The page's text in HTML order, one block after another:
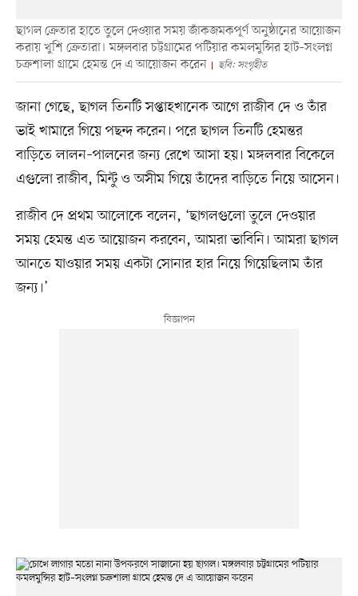
ছাগল ক্রেতার হাতে তুলে দেওয়ার সময় জাঁকজমকপূর্ণ অনুষ্ঠানের আয়োজন
করায় খুশি ক্রেতারা। মঙ্গলবার চট্টগ্রামের পটিয়ার কমলমুন্সির হাট–সংলগ্ন
চক্রশালা গ্রামে হেমন্ত দে এ আয়োজন করেন
ছবি: সংগৃহীত
জানা গেছে, ছাগল তিনটি সপ্তাহখানেক আগে রাজীব দে ও তাঁর
ভাই খামারে গিয়ে পছন্দ করেন। পরে ছাগল তিনটি হেমন্তর
বাড়িতে লালন–পালনের জন্য রেখে আসা হয়। মঙ্গলবার বিকেলে
এগুলো রাজীব, মিন্টু ও অসীম গিয়ে তাঁদের বাড়িতে নিয়ে আসেন।
রাজীব দে প্রথম আলোকে বলেন, ‘ছাগলগুলো তুলে দেওয়ার
সময় হেমন্ত এত আয়োজন করবেন, আমরা ভাবিনি। আমরা ছাগল
আনতে যাওয়ার সময় একটা সোনার হার নিয়ে গিয়েছিলাম তাঁর
জন্য।’